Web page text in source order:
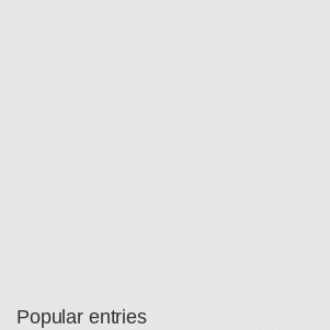
Popular entries